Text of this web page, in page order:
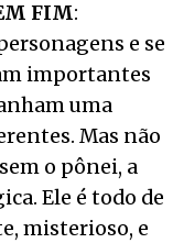
FIM:
e se
importantes
uma
Mas não
o pônei, a
Ele é todo de
misterioso, e